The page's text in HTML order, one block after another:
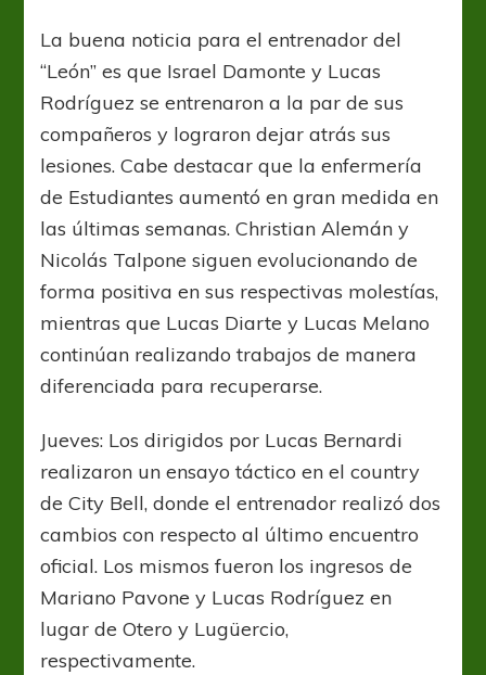
La buena noticia para el entrenador del
“León” es que Israel Damonte y Lucas
Rodríguez se entrenaron a la par de sus
compañeros y lograron dejar atrás sus
lesiones. Cabe destacar que la enfermería
de Estudiantes aumentó en gran medida en
las últimas semanas. Christian Alemán y
Nicolás Talpone siguen evolucionando de
forma positiva en sus respectivas molestías,
mientras que Lucas Diarte y Lucas Melano
continúan realizando trabajos de manera
diferenciada para recuperarse.
Jueves: Los dirigidos por Lucas Bernardi
realizaron un ensayo táctico en el country
de City Bell, donde el entrenador realizó dos
cambios con respecto al último encuentro
oficial. Los mismos fueron los ingresos de
Mariano Pavone y Lucas Rodríguez en
lugar de Otero y Lugüercio,
respectivamente.